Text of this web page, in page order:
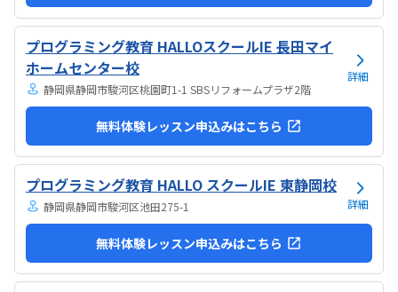
プログラミング教育 HALLOスクールIE 長田マイ
ホームセンター校
静岡県静岡市駿河区桃園町1-1 SBSリフォームプラザ2階
詳細
無料体験レッスン申込みはこちら
プログラミング教育 HALLO スクールIE 東静岡校
静岡県静岡市駿河区池田275-1 詳細
無料体験レッスン申込みはこちら